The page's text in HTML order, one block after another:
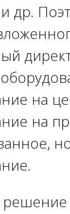
и др.
на
на